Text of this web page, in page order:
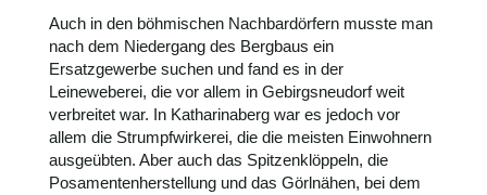
Auch in den böhmischen Nachbardörfern musste man
nach dem Niedergang des Bergbaus ein
Ersatzgewerbe suchen und fand es in der
Leineweberei, die vor allem in Gebirgsneudorf weit
verbreitet war. In Katharinaberg war es jedoch vor
allem die Strumpfwirkerei, die die meisten Einwohnern
ausgeübten. Aber auch das Spitzenklöppeln, die
Posamentenherstellung und das Görlnähen, bei dem